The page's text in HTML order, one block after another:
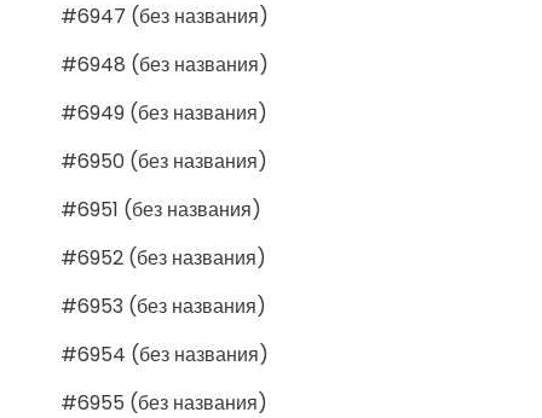
#6947 (без названия)
#6948 (без названия)
#6949 (без названия)
#6950 (без названия)
#6951 (без названия)
#6952 (без названия)
#6953 (без названия)
#6954 (без названия)
#6955 (без названия)